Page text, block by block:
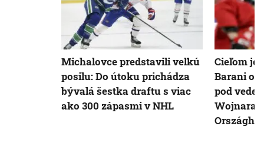
Michalovce predstavili veľkú
posilu: Do útoku prichádza
bývalá šestka draftu s viac
ako 300 zápasmi v NHL
Cieľom je
Barani
pod
Wojnara,
Országh